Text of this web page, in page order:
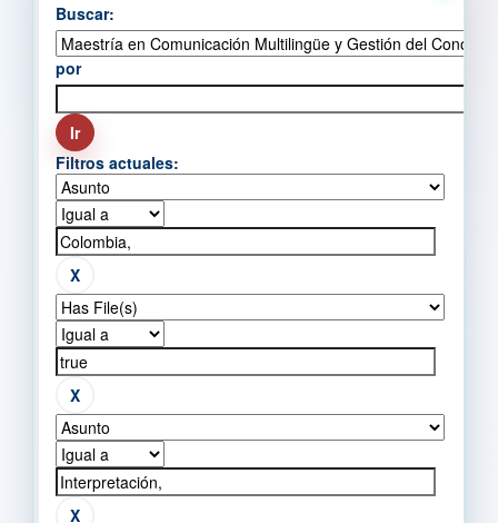
Buscar:
por
Filtros actuales: